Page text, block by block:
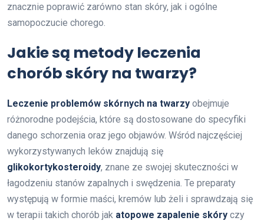
znacznie poprawić zarówno stan skóry, jak i ogólne
samopoczucie chorego.
Jakie są metody leczenia
chorób skóry na twarzy?
Leczenie problemów skórnych na twarzy obejmuje
różnorodne podejścia, które są dostosowane do specyfiki
danego schorzenia oraz jego objawów. Wśród najczęściej
wykorzystywanych leków znajdują się
glikokortykosteroidy, znane ze swojej skuteczności w
łagodzeniu stanów zapalnych i swędzenia. Te preparaty
występują w formie maści, kremów lub żeli i sprawdzają się
w terapii takich chorób jak atopowe zapalenie skóry czy